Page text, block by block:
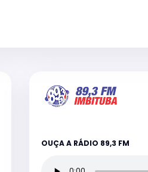
OUÇA A RÁDIO 89,3 FM